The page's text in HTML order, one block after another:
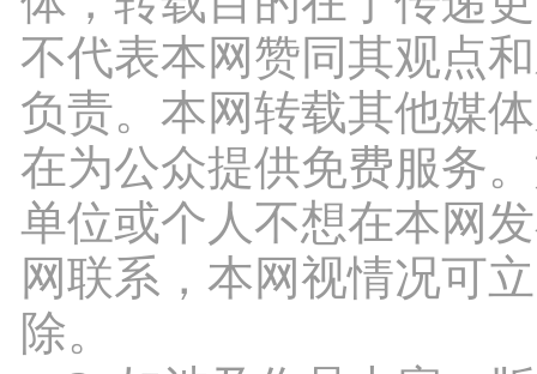
不代表本网赞同其观点
负责。本网转载其他媒
在为公众提供免费服务
单位或个人不想在本网
网联系，本网视情况可
除。